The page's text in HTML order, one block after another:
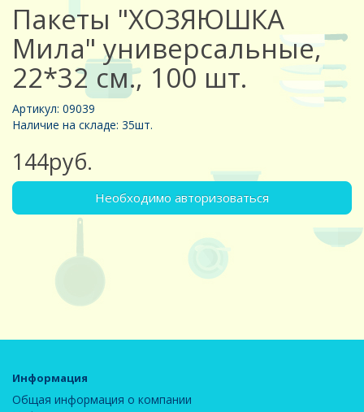
Пакеты "ХОЗЯЮШКА
Мила" универсальные,
22*32 см., 100 шт.
Артикул: 09039
Наличие на складе: 35шт.
144руб.
Необходимо авторизоваться
Информация
Общая информация о компании